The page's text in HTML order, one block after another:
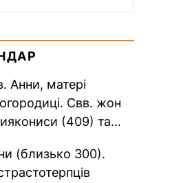
Анни, матері
Свв. жон
(409) та
(близько 300).